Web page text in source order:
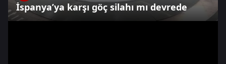
İspanya’ya karşı göç silahı mı devrede